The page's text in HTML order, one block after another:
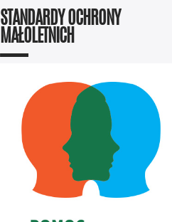
STANDARDY OCHRONY
MAŁOLETNICH